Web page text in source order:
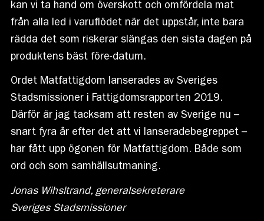
kan vi ta hand om överskott och omfördela mat
från alla led i varuflödet när det uppstår, inte bara
rädda det som riskerar slängas den sista dagen på
produktens bäst före-datum.
Ordet Matfattigdom lanserades av Sveriges
Stadsmissioner i Fattigdomsrapporten 2019.
Därför är jag tacksam att resten av Sverige nu –
snart fyra år efter det att vi lanseradebegreppet –
har fått upp ögonen för Matfattigdom. Både som
ord och som samhällsutmaning.
Jonas Wihsltrand, generalsekreterare
Sveriges Stadsmissioner